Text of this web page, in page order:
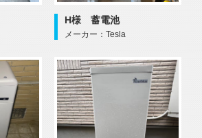
H様 蓄電池
メーカー：Tesla